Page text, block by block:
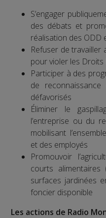
S’engager
des débats et
réalisation des ODD
Refuser de travailler
pour violer les Droits
Participer à des
de
défavorisés
Éliminer le
l’entreprise ou du
mobilisant
et des employés
Promouvoir
courts alimentaires
surfaces jardinées
foncier disponible
Les actions de Radio